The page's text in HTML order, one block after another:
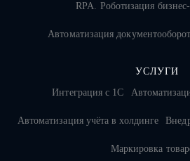
RPA. Роботизация
Автоматизация
УСЛУГИ
Интеграция с 1С
Автоматизация учёта в холдинге
Маркировка